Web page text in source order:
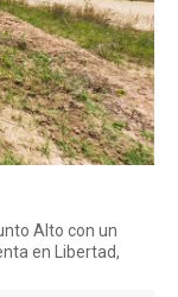
Alto con un
en Libertad,